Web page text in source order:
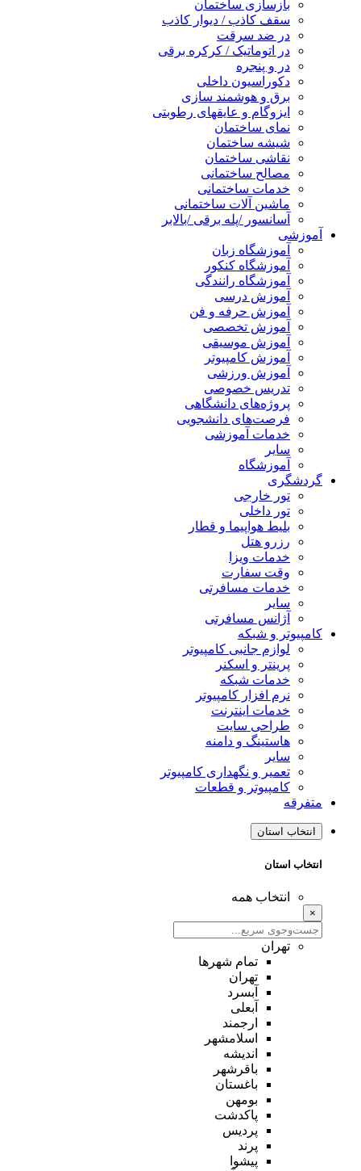
بازسازی ساختمان
سقف کاذب / دیوار کاذب
در ضد سرقت
در اتوماتیک / کرکره برقی
در و پنجره
دکوراسیون داخلی
برق و هوشمند سازی
ایزوگام و عایقهای رطوبتی
نمای ساختمان
شیشه ساختمان
نقاشی ساختمان
مصالح ساختمانی
خدمات ساختمانی
ماشین آلات ساختمانی
آسانسور /پله برقی /بالابر
آموزشی
آموزشگاه زبان
آموزشگاه کنکور
آموزشگاه رانندگی
آموزش درسی
آموزش حرفه و فن
آموزش تخصصی
آموزش موسیقی
آموزش کامپیوتر
آموزش ورزشی
تدریس خصوصی
پروژه‌های دانشگاهی
فرصت‌های دانشجویی
خدمات آموزشی
سایر
آموزشگاه
گردشگری
تور خارجی
تور داخلی
بلیط هواپیما و قطار
رزرو هتل
خدمات ویزا
وقت سفارت
خدمات مسافرتی
سایر
آژانس مسافرتی
کامپیوتر و شبکه
لوازم جانبی کامپیوتر
پرینتر و اسکنر
خدمات شبکه
نرم افزار کامپیوتر
خدمات اینترنت
طراحی سایت
هاستینگ و دامنه
سایر
تعمیر و نگهداری کامپیوتر
کامپیوتر و قطعات
متفرقه
انتخاب استان
انتخاب استان
انتخاب همه
×
تهران
تمام شهر‌ها
تهران
آبسرد
آبعلی
ارجمند
اسلامشهر
اندیشه
باقرشهر
باغستان
بومهن
پاکدشت
پردیس
پرند
پیشوا